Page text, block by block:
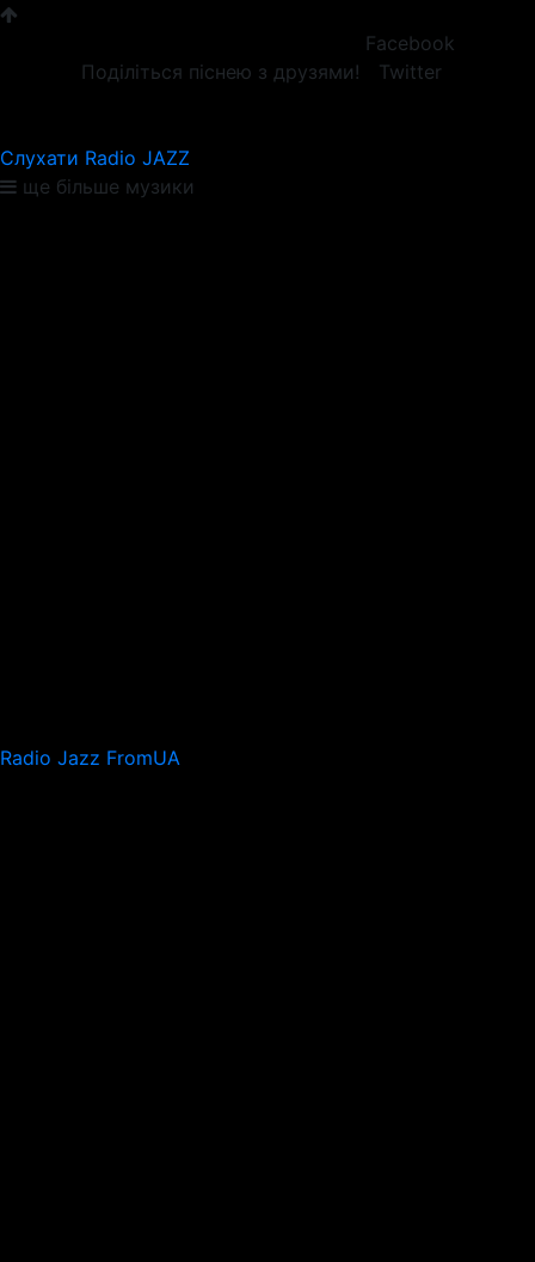
Поділіться піснею з друзями!
Facebook
Twitter
Слухати Radio JAZZ
ще більше музики
Radio Jazz FromUA